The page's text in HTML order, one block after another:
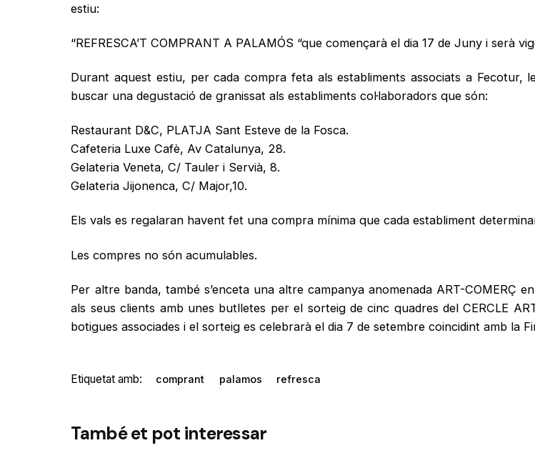
estiu:
“REFRESCA’T COMPRANT A PALAMÓS “que començarà el dia 17 de Juny i serà
Durant aquest estiu, per cada compra feta als establiments associats a
buscar una degustació de granissat als establiments col·laboradors que són:
Restaurant D&C, PLATJA Sant Esteve de la Fosca.
Cafeteria Luxe Cafè, Av Catalunya, 28.
Gelateria Veneta, C/ Tauler i Servià, 8.
Gelateria Jijonenca, C/ Major,10.
Els vals es regalaran havent fet una compra mínima que cada establiment
Les compres no són acumulables.
Per altre banda, també s’enceta una altre campanya anomenada ART-COMERÇ
als seus clients amb unes butlletes per el sorteig de cinc quadres del CERCLE
botigues associades i el sorteig es celebrarà el dia 7 de setembre coincidint amb la
Etiquetat amb: comprant palamos refresca
També et pot interessar